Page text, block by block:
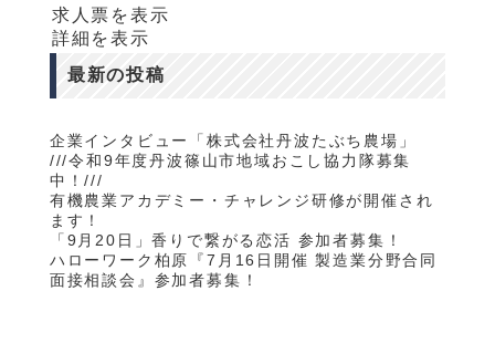
求人票を表示
詳細を表示
最新の投稿
企業インタビュー「株式会社丹波たぶち農場」
///令和9年度丹波篠山市地域おこし協力隊募集
中！///
有機農業アカデミー・チャレンジ研修が開催され
ます！
「9月20日」香りで繋がる恋活 参加者募集！
ハローワーク柏原『7月16日開催 製造業分野合同
面接相談会』参加者募集！